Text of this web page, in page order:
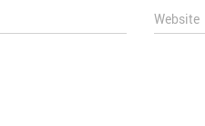
Website